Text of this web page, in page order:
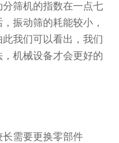
筛机的指数在一点七
振动筛的耗能较小，
我们可以看出，我们
机械设备才会更好的
需要更换零部件